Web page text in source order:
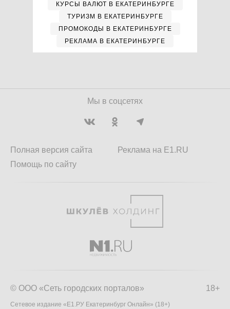
КУРСЫ ВАЛЮТ В ЕКАТЕРИНБУРГЕ
ТУРИЗМ В ЕКАТЕРИНБУРГЕ
ПРОМОКОДЫ В ЕКАТЕРИНБУРГЕ
РЕКЛАМА В ЕКАТЕРИНБУРГЕ
Мы в соцсетях
Полная версия сайта
Помощь по сайту
Реклама на E1.RU
18+
© ООО «Сеть городских порталов»
Сетевое издание «Е1.РУ Екатеринбург Онлайн» (18+)